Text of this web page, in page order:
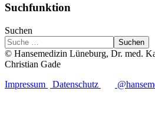
Suchfunktion
Suchen
Suchen
© Hansemedizin Lüneburg, Dr. med.
Christian Gade
Impressum
Datenschutz